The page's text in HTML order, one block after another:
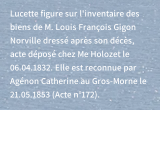
Lucette figure sur l'inventaire des
biens de M. Louis François Gigon
Norville dressé après son décès,
acte déposé chez Me Holozet le
06.04.1832. Elle est reconnue par
Agénon Catherine au Gros-Morne le
21.05.1853(Acte n°172).